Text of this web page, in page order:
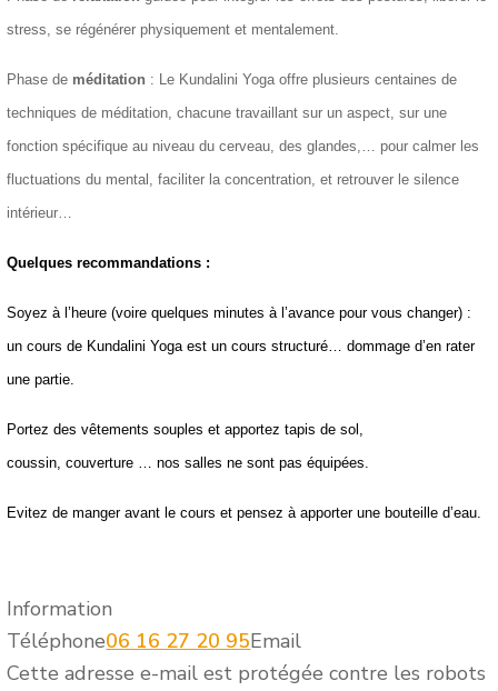
stress, se régénérer physiquement et mentalement.
Phase de méditation : Le Kundalini Yoga offre plusieurs centaines de
techniques de méditation, chacune travaillant sur un aspect, sur une
fonction spécifique au niveau du cerveau, des glandes,… pour calmer les
fluctuations du mental, faciliter la concentration, et retrouver le silence
intérieur…
Quelques recommandations :
Soyez à l’heure (voire quelques minutes à l’avance pour vous changer) :
un cours de Kundalini Yoga est un cours structuré… dommage d’en rater
une partie.
Portezdes vêtements souples et apportez tapis de sol,
coussin, couverture … nos salles ne sont pas équipées.
Evitez de manger avant le cours et pensez à apporter une bouteille d’eau.
Information
Téléphone06 16 27 20 95Email
Cette adresse e-mail est protégée contre les robots